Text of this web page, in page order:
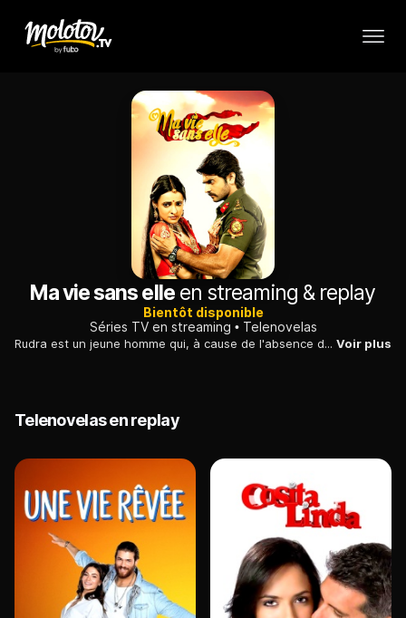
Ma vie sans elleen streaming & replay
Bientôt disponible
Séries TV en streaming
Telenovelas
Rudra est un jeune homme qui, à cause de l'absence de sa mère dans son enfance, est devenu quelqu'un de froid, qui vit dans la solitude et n'a pas d'estime pour les femmes. De son côté, Parvarti est une jeune orpheline. Pour ces deux êtres que tout oppose le destin réserve des surprises. Le cœur endurcit de Rudra se laissera t’il prendre par l’amour de Parvati ? Voir plus
Telenovelas en replay